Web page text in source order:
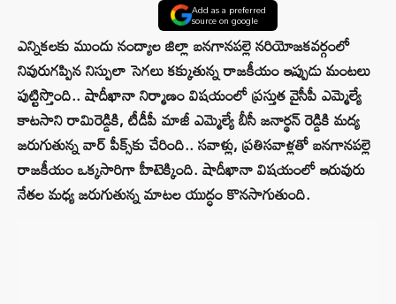
Add as a preferred
source on google
ఎన్నికలకు ముందు నంద్యాల జిల్లా బనగానపల్లె నరియోజకవర్గంలో
నివురుగప్పిన నిస్పులా సెగలు కక్కుతున్న రాజకీయం ఇప్పుడు మంటలు
పుట్టిస్తొంది.. షాదీఖానా నిర్మాణం విషయంలో ప్రస్తుత వైసీపీ ఎమ్మెల్యే
కాటసాని రామిరెడ్డికి, టీడీపీ మాజీ ఎమ్మెల్యే బీసీ జనార్థన్ రెడ్డికి మద్య
జరుగుతున్న వార్‌ పీక్స్‌కు చేరింది.. సవాళ్లు, ప్రతిసవాళ్లతో బనగానపల్లె
రాజకీయం ఒక్కసారిగా హీటెక్కింది. షాదీఖానా విషయంలో ఇరువురు
నేతల మధ్య జరుగుతున్న మాటల యుద్ధం కొనసాగుతుంది.